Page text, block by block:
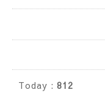
Today : 812